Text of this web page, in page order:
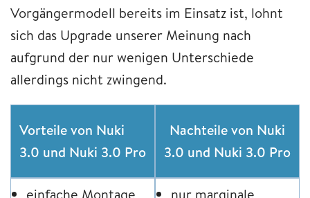
Vorgängermodell bereits im Einsatz ist, lohnt
sich das Upgrade unserer Meinung nach
aufgrund der nur wenigen Unterschiede
allerdings nicht zwingend.
Vorteile von Nuki
3.0 und Nuki 3.0 Pro
Nachteile von Nuki
3.0 und Nuki 3.0 Pro
einfache Montage
nur marginale